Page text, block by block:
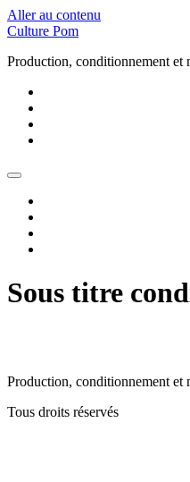
Aller au contenu
Culture Pom
Production, conditionnement et
Sous titre
Production, conditionnement et
Tous droits réservés